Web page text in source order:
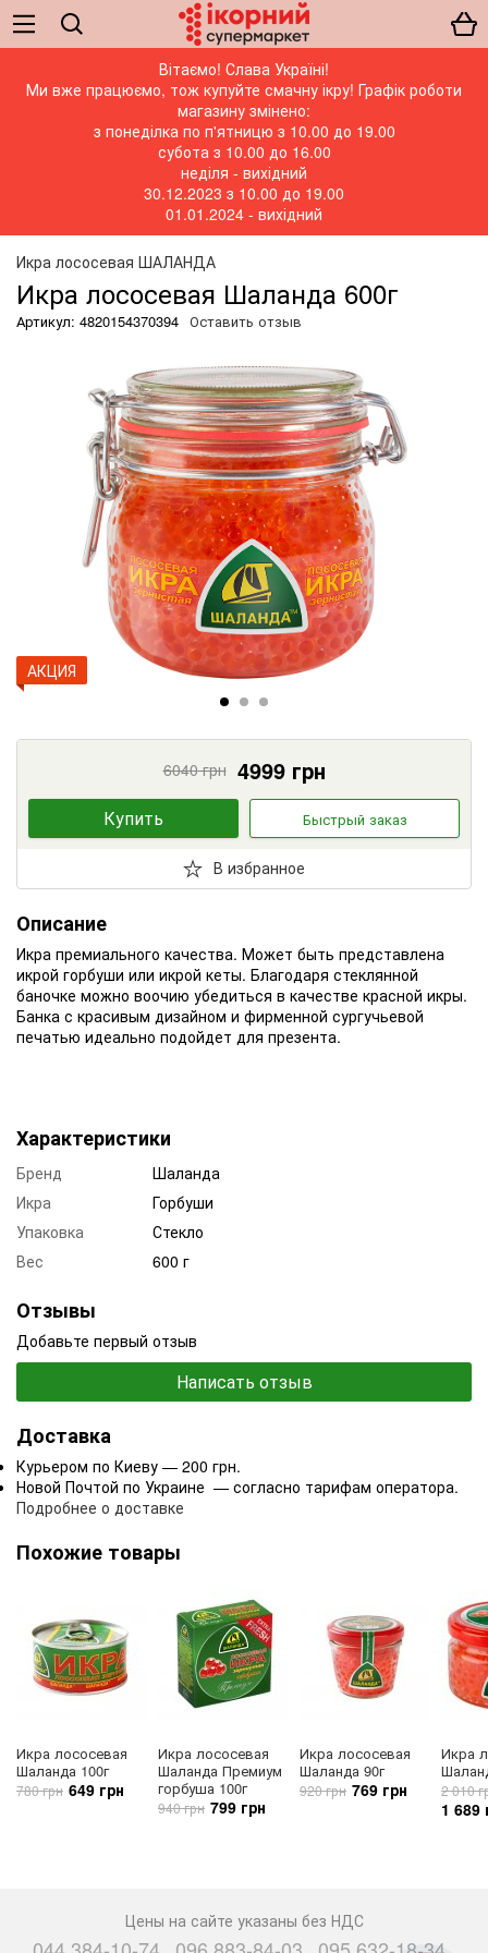
Вітаємо! Слава Україні!
Ми вже працюємо, тож купуйте смачну ікру! Графік роботи
магазину змінено:
з понеділка по п'ятницю з 10.00 до 19.00
субота з 10.00 до 16.00
неділя - вихідний
30.12.2023 з 10.00 до 19.00
01.01.2024 - вихідний
Икра лососевая ШАЛАНДА
Икра лососевая Шаланда 600г
Артикул: 4820154370394 Оставить отзыв
АКЦИЯ
6040грн 4999грн
Купить Быстрый заказ
В избранное
Описание
Икра премиального качества. Может быть представлена
икрой горбуши или икрой кеты. Благодаря стеклянной
баночке можно воочию убедиться в качестве красной икры.
Банка с красивым дизайном и фирменной сургучьевой
печатью идеально подойдет для презента.
Характеристики
Бренд
Шаланда
Икра
Горбуши
Упаковка
Стекло
Вес
600 г
Отзывы
Добавьте первый отзыв
Написать отзыв
Доставка
Курьером по Киеву — 200 грн.
Новой Почтой по Украине — согласно тарифам оператора.
Подробнее о доставке
Похожие товары
Икра лососевая
Шаланда 100г
780 грн 649 грн
Икра лососевая
Шаланда Премиум
горбуша 100г
940 грн 799 грн
Икра лососевая
Шаланда 90г
920 грн 769 грн
Икра
2 010
1 689
Цены на сайте указаны без НДС